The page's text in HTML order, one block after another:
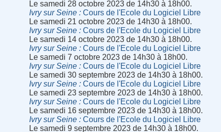
Le samedi 28 octobre 2023 de 14h30 à 18h00.
Ivry sur Seine
Cours de l'Ecole du Logiciel Libre
Le samedi 21 octobre 2023 de 14h30 à 18h00.
Ivry sur Seine
Cours de l'Ecole du Logiciel Libre
Le samedi 14 octobre 2023 de 14h30 à 18h00.
Ivry sur Seine
Cours de l'Ecole du Logiciel Libre
Le samedi 7 octobre 2023 de 14h30 à 18h00.
Ivry sur Seine
Cours de l'Ecole du Logiciel Libre
Le samedi 30 septembre 2023 de 14h30 à 18h00.
Ivry sur Seine
Cours de l'Ecole du Logiciel Libre
Le samedi 23 septembre 2023 de 14h30 à 18h00.
Ivry sur Seine
Cours de l'Ecole du Logiciel Libre
Le samedi 16 septembre 2023 de 14h30 à 18h00.
Ivry sur Seine
Cours de l'Ecole du Logiciel Libre
Le samedi 9 septembre 2023 de 14h30 à 18h00.